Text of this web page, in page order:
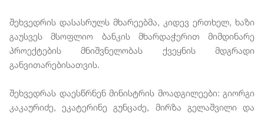
შეხვედრის დასასრულს მხარეებმა, კიდევ ერთხელ, ხაზი
გაუსვეს მსოფლიო ბანკის მხარდაჭერით მიმდინარე
პროექტების მნიშვნელობას ქვეყნის მდგრადი
განვითარებისათვის.
შეხვედრას დაესწრნენ მინისტრის მოადგილეები: გიორგი
კაკაურიძე, ეკატერინე გუნცაძე, მირზა გელაშვილი და